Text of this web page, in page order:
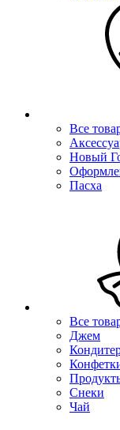
Все
Новый
Пасха
Все
Джем
Снеки
Чай